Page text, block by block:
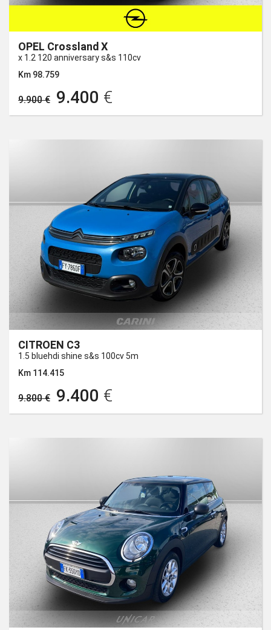
OPEL Crossland X
x 1.2 120 anniversary s&s 110cv
Km 98.759
9.900 € 9.400 €
CITROEN C3
1.5 bluehdi shine s&s 100cv 5m
Km 114.415
9.800 € 9.400 €